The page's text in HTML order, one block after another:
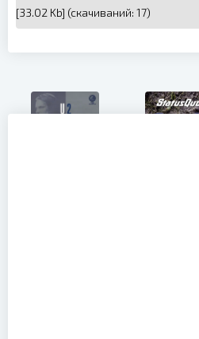
[33.02 Kb] (cкачиваний: 17)